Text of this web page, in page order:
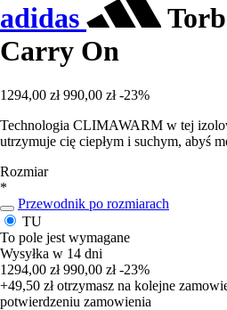
adidas
Carry On
1294,00 zł 990,00 zł -23%
Technologia CLIMAWARM w tej
utrzymuje cię ciepłym i suchym, abyś
Rozmiar
*
Przewodnik po rozmiarach
TU
To pole jest wymagane
Wysyłka w 14 dni
1294,00 zł 990,00 zł -23%
+49,50 złotrzymasz na kolejne
potwierdzeniu zamowienia